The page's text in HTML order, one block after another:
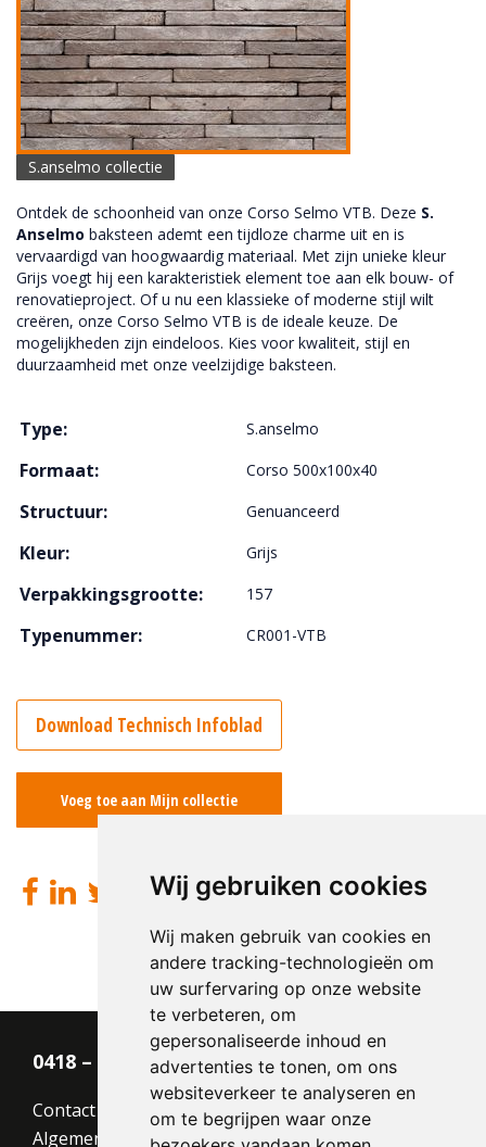
Wij gebruiken cookies
Wij maken gebruik van cookies en
andere tracking-technologieën om
uw surfervaring op onze website
te verbeteren, om
gepersonaliseerde inhoud en
advertenties te tonen, om ons
websiteverkeer te analyseren en
om te begrijpen waar onze
S.anselmo collectie
Ontdek de schoonheid van onze Corso Selmo VTB. Deze S.
Anselmo baksteen ademt een tijdloze charme uit en is
vervaardigd van hoogwaardig materiaal. Met zijn unieke kleur
Grijs voegt hij een karakteristiek element toe aan elk bouw- of
renovatieproject. Of u nu een klassieke of moderne stijl wilt
creëren, onze Corso Selmo VTB is de ideale keuze. De
mogelijkheden zijn eindeloos. Kies voor kwaliteit, stijl en
duurzaamheid met onze veelzijdige baksteen.
Type: S.anselmo
Formaat: Corso 500x100x40
Structuur: Genuanceerd
Kleur: Grijs
Verpakkingsgrootte: 157
Typenummer: CR001-VTB
Download Technisch Infoblad
Voeg toe aan Mijn collectie
0418 – 55 22 21
Contact
Algemene voorwaarden